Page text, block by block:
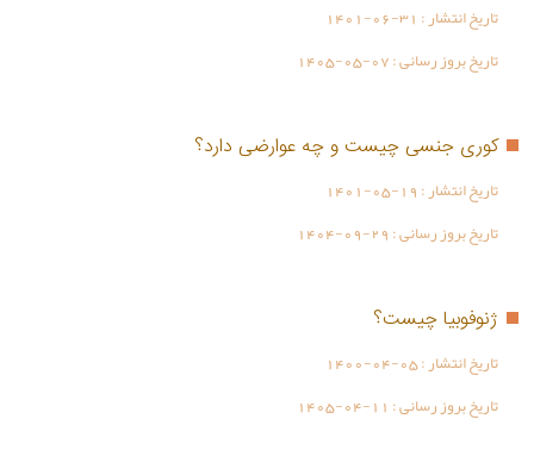
تاریخ انتشار : 1401-06-31
تاریخ بروز رسانی :1405-05-07
کوری جنسی چیست و چه عوارضی دارد؟
تاریخ انتشار :1401-05-19
تاریخ بروز رسانی :1404-09-29
ژنوفوبیا چیست؟
تاریخ انتشار :1400-04-05
تاریخ بروز رسانی : 1405-04-11